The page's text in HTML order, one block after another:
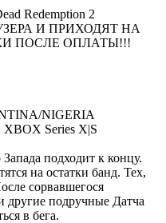
Redemption 2
И ПРИХОДЯТ НА
ПОСЛЕ ОПЛАТЫ!!!
NIGERIA
Series X|S
подходит к концу.
на остатки банд. Тех,
сорвавшегося
другие подручные Датча
в бега.